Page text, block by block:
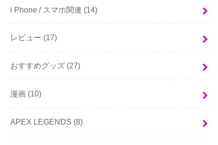
i Phone / スマホ関連 (14)
レビュー (17)
おすすめグッズ (27)
漫画 (10)
APEX LEGENDS (8)